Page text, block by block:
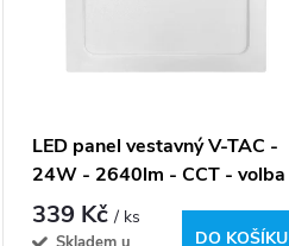
LED panel vestavný V-TAC -
24W - 2640lm - CCT - volba
barvy světla
339 Kč/ ks
DO KOŠÍKU